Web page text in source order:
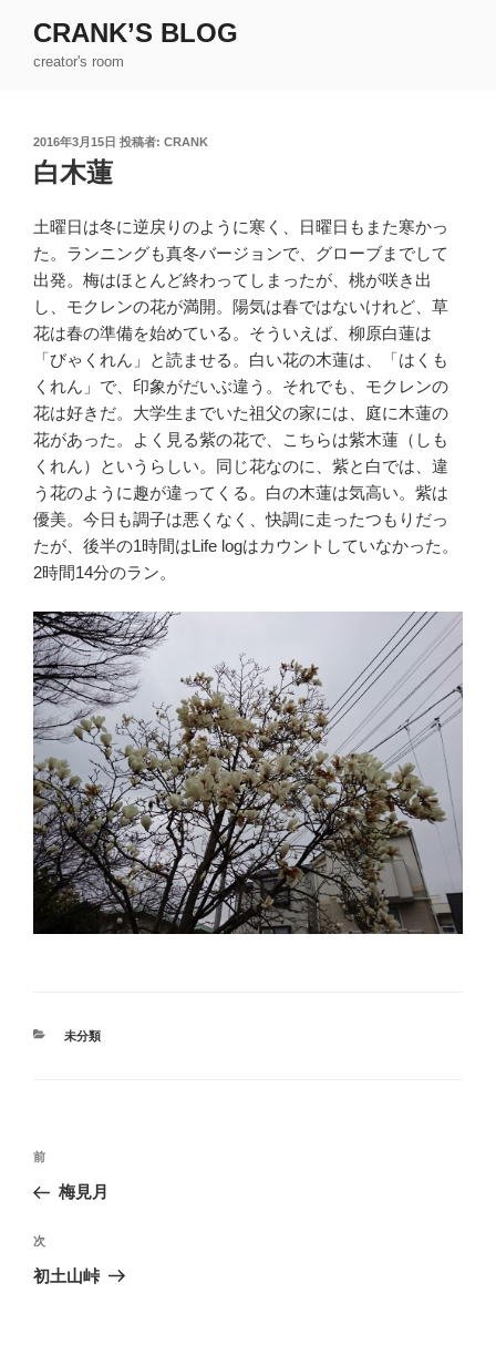
CRANK’S BLOG
creator's room
投
稿
日:
2016年3月15日 投稿者: CRANK
白木蓮
土曜日は冬に逆戻りのように寒く、日曜日もまた寒かっ
た。ランニングも真冬バージョンで、グローブまでして
出発。梅はほとんど終わってしまったが、桃が咲き出
し、モクレンの花が満開。陽気は春ではないけれど、草
花は春の準備を始めている。そういえば、柳原白蓮は
「びゃくれん」と読ませる。白い花の木蓮は、「はくも
くれん」で、印象がだいぶ違う。それでも、モクレンの
花は好きだ。大学生までいた祖父の家には、庭に木蓮の
花があった。よく見る紫の花で、こちらは紫木蓮（しも
くれん）というらしい。同じ花なのに、紫と白では、違
う花のように趣が違ってくる。白の木蓮は気高い。紫は
優美。今日も調子は悪くなく、快調に走ったつもりだっ
たが、後半の1時間はLife logはカウントしていなかった。
2時間14分のラン。
カ
未分類
投
ナ
ビ
ゲ
過
去
投
稿
前
梅見月
次
の
次
初土山峠